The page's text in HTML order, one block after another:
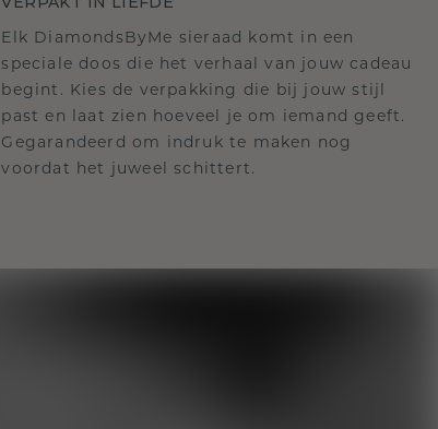
Elk DiamondsByMe sieraad komt in een
speciale doos die het verhaal van jouw cadeau
begint. Kies de verpakking die bij jouw stijl
past en laat zien hoeveel je om iemand geeft.
Gegarandeerd om indruk te maken nog
voordat het juweel schittert.